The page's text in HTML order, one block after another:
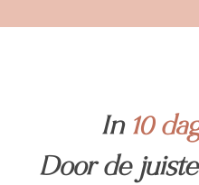
In10
Door de